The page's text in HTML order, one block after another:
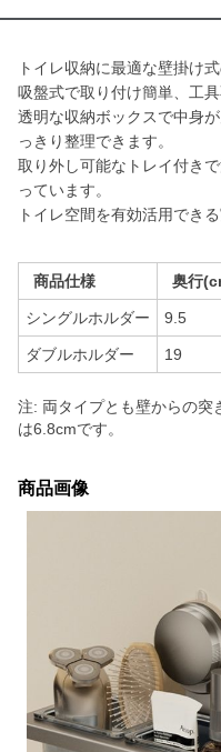
トイレ収納に最適な壁掛け
吸盤式で取り付け簡単、工
透明な収納ボックスで中身
っきり整理できます。
取り外し可能なトレイ付き
っています。
トイレ空間を有効活用でき
商品仕様 奥行
シングルホルダー 9.5
ダブルホルダー 19
注: 両タイプとも壁からの
は6.8cmです。
商品画像